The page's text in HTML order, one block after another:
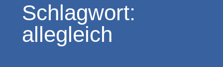
Schlagwort:
allegleich